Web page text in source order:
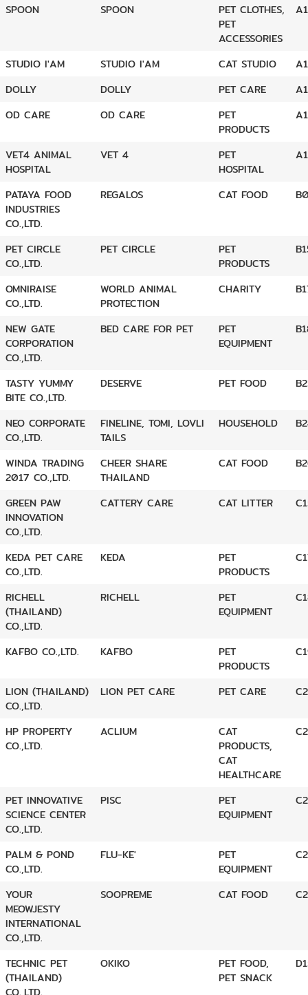
SPOON SPOON
PET CLOTHES,
PET
ACCESSORIES
STUDIO I'AM STUDIO I'AM CAT STUDIO
DOLLY
DOLLY PET CARE
OD CARE
OD CARE
PET
PRODUCTS
VET4 ANIMAL
HOSPITAL
VET 4
PET
HOSPITAL
PATAYA FOOD
INDUSTRIES
CO.,LTD.
REGALOS CAT FOOD
PET CIRCLE
CO.,LTD.
PET CIRCLE
PET
PRODUCTS
OMNIRAISE
CO.,LTD.
WORLD ANIMAL
PROTECTION
CHARITY
NEW GATE
CORPORATION
CO.,LTD.
BED CARE FOR PET
PET
EQUIPMENT
TASTY YUMMY
BITE CO.,LTD.
DESERVE PET FOOD
NEO CORPORATE
CO.,LTD.
FINELINE, TOMI, LOVLI
TAILS
HOUSEHOLD
WINDA TRADING
2017 CO.,LTD.
CHEER SHARE
THAILAND
CAT FOOD
GREEN PAW
INNOVATION
CO.,LTD.
CATTERY CARE CAT LITTER
KEDA PET CARE
CO.,LTD.
KEDA
PET
PRODUCTS
RICHELL
(THAILAND)
CO.,LTD.
RICHELL
PET
EQUIPMENT
KAFBO CO.,LTD. KAFBO
PET
PRODUCTS
LION (THAILAND)
CO.,LTD.
LION PET CARE PET CARE
HP PROPERTY
CO.,LTD.
ACLIUM
CAT
PRODUCTS,
CAT
HEALTHCARE
PET INNOVATIVE
SCIENCE CENTER
CO.,LTD.
PISC
PET
EQUIPMENT
PALM & POND
CO.,LTD.
FLU-KE'
PET
EQUIPMENT
YOUR
MEOWJESTY
INTERNATIONAL
CO.,LTD.
SOOPREME CAT FOOD
TECHNIC PET
(THAILAND)
CO.,LTD.
OKIKO
PET FOOD,
PET SNACK